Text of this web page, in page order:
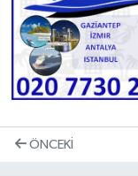
ÖNCEKI